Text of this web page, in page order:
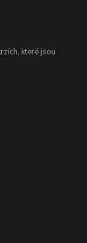
které jsou